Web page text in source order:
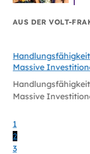
AUS DER VOLT-
Massive
Massive
1
2
3